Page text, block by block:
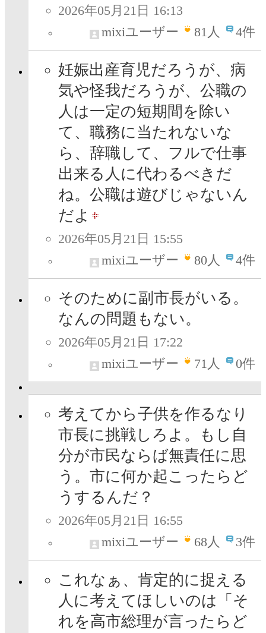
2026年05月21日 16:13
mixiユーザー
81人 4件
妊娠出産育児だろうが、病
気や怪我だろうが、公職の
人は一定の短期間を除い
て、職務に当たれないな
ら、辞職して、フルで仕事
出来る人に代わるべきだ
ね。公職は遊びじゃないん
だよ
2026年05月21日 15:55
mixiユーザー
80人 4件
そのために副市長がいる。
なんの問題もない。
2026年05月21日 17:22
mixiユーザー
71人 0件
考えてから子供を作るなり
市長に挑戦しろよ。もし自
分が市民ならば無責任に思
う。市に何か起こったらど
うするんだ？
2026年05月21日 16:55
mixiユーザー
68人 3件
これなぁ、肯定的に捉える
人に考えてほしいのは「そ
れを高市総理が言ったらど